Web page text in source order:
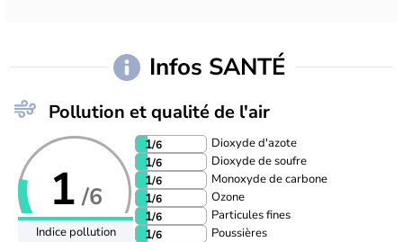
Infos SANTÉ
Pollution et qualité de l'air
1 /6
Indice pollution
1/6 Dioxyde d'azote
1/6 Dioxyde de soufre
1/6 Monoxyde de carbone
1/6 Ozone
1/6 Particules fines
1/6 Poussières